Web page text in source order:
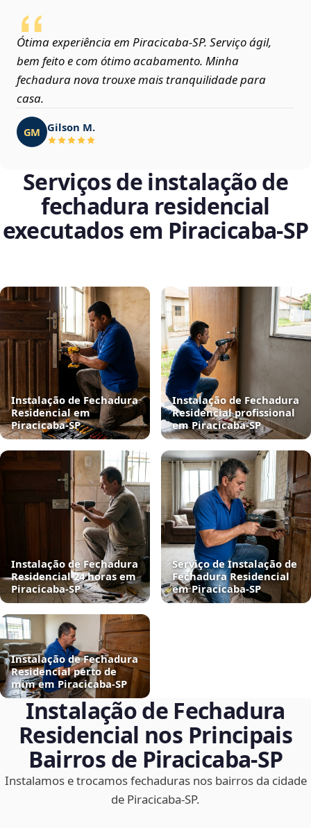
Ótima experiência em Piracicaba‑SP. Serviço ágil,
bem feito e com ótimo acabamento. Minha
fechadura nova trouxe mais tranquilidade para
casa.
GM Gilson M.
Serviços de instalação de
fechadura residencial
executados em Piracicaba‑SP
Instalação de Fechadura
Residencial em
Piracicaba‑SP
Instalação de Fechadura
Residencial profissional
em Piracicaba‑SP
Instalação de Fechadura
Residencial 24 horas em
Piracicaba‑SP
Serviço de Instalação de
Fechadura Residencial
em Piracicaba‑SP
Instalação de Fechadura
Residencial perto de
mim em Piracicaba‑SP
Instalação de Fechadura
Residencial nos Principais
Bairros de Piracicaba‑SP
Instalamos e trocamos fechaduras nos bairros da cidade
de Piracicaba‑SP.